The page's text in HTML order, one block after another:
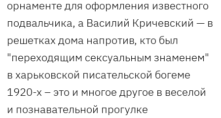
орнаменте для оформления известного
подвальчика, а Василий Кричевский — в
решетках дома напротив, кто был
"переходящим сексуальным знаменем"
в харьковской писательской богеме
1920-х – это и многое другое в веселой
и познавательной прогулке